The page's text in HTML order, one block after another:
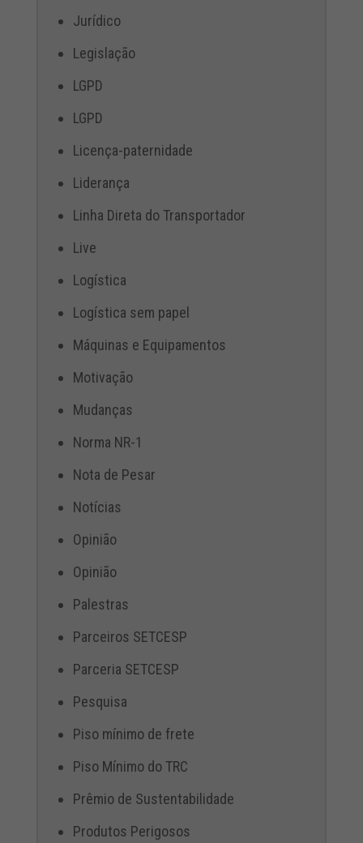
Jurídico
Legislação
LGPD
LGPD
Licença-paternidade
Liderança
Linha Direta do Transportador
Live
Logística
Logística sem papel
Máquinas e Equipamentos
Motivação
Mudanças
Norma NR-1
Nota de Pesar
Notícias
Opinião
Opinião
Palestras
Parceiros SETCESP
Parceria SETCESP
Pesquisa
Piso mínimo de frete
Piso Mínimo do TRC
Prêmio de Sustentabilidade
Produtos Perigosos